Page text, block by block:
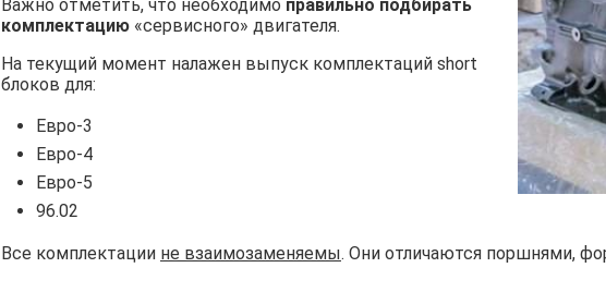
Важно отметить, что необходимо правильно подбирать
комплектацию«сервисного» двигателя.
На текущий момент налажен выпуск комплектаций short
блоков для:
Евро‑3
Евро-4
Евро-5
96.02
Все комплектации не взаимозаменяемы. Они отличаются поршнями,